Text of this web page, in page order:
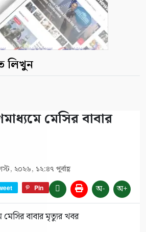
লিখুন
মেসির বাবার
২০২৬, ১২:৪৭ পূর্বাহ্ণ
Pin অ- অ+